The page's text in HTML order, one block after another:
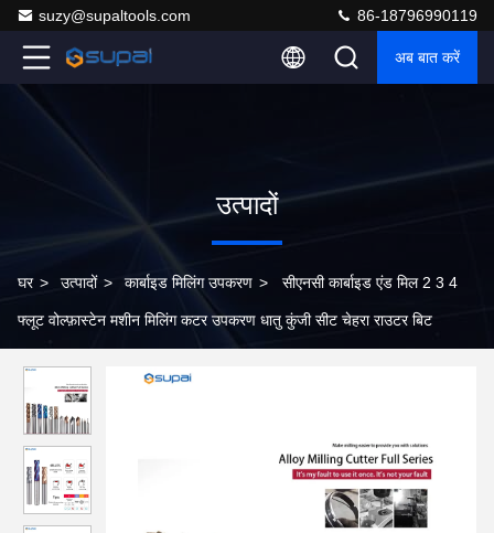
suzy@supaltools.com 86-18796990119
अब बात करें
उत्पादों
घर > उत्पादों > कार्बाइड मिलिंग उपकरण > सीएनसी कार्बाइड एंड मिल 2 3 4
फ्लूट वोल्फ़ास्टेन मशीन मिलिंग कटर उपकरण धातु कुंजी सीट चेहरा राउटर बिट